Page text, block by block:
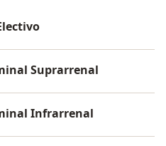
Suprarrenal
Infrarrenal